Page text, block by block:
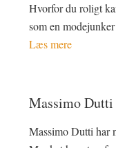
Hvorfor du roligt
som en
Læs mere
Massimo
Massimo Dutti har